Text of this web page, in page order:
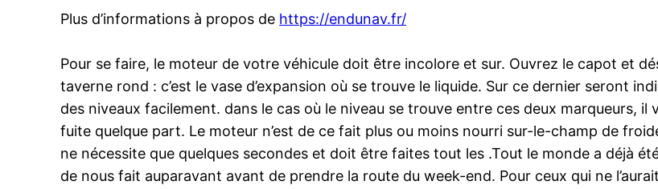
Plus d’informations à propos de https://endunav.fr/
Pour se faire, le moteur de votre véhicule doit être incolore et sur. Ouvrez le capot et
taverne rond : c’est le vase d’expansion où se trouve le liquide. Sur ce dernier seront
des niveaux facilement. dans le cas où le niveau se trouve entre ces deux marqueurs, il
fuite quelque part. Le moteur n’est de ce fait plus ou moins nourri sur-le-champ de
ne nécessite que quelques secondes et doit être faites tout les .Tout le monde a déjà
de nous fait auparavant avant de prendre la route du week-end. Pour ceux qui ne